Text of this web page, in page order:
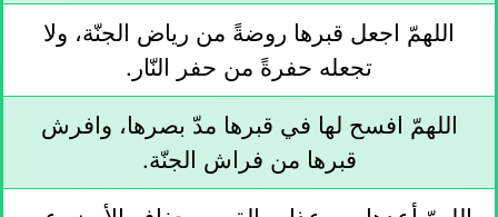
اللهمّ اجعل قبرها روضةً من رياض الجنّة، ولا
تجعله حفرةً من حفر النّار.
اللهمّ افسح لها في قبرها مدّ بصرها، وافرش
قبرها من فراش الجنّة.